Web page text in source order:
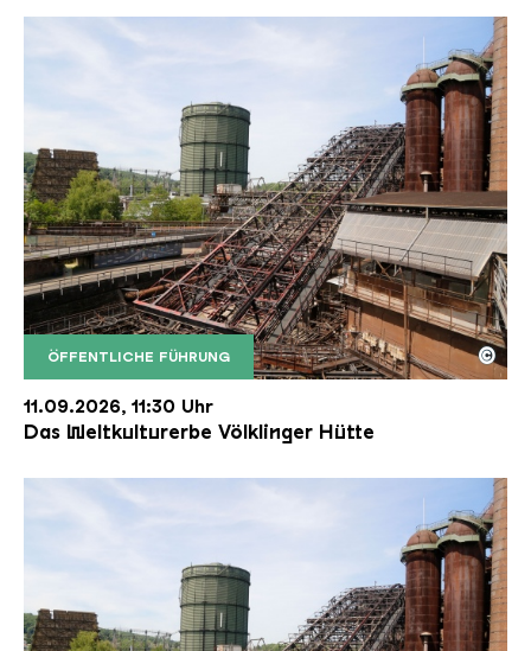
ÖFFENTLICHE FÜHRUNG
Der Erzschrägaufzug der Völklinger Hütte mit
Copyright: Weltkulturerbe Völklinger Hütte | Karl
©
11.09.2026, 11:30 Uhr
Das Weltkulturerbe Völklinger Hütte